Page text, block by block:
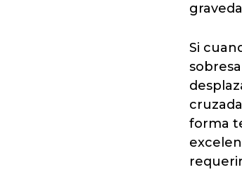
Si
forma